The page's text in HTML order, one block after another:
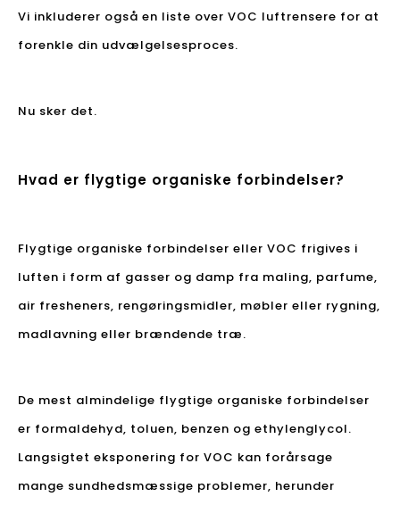
Vi inkluderer også en liste over VOC luftrensere for at
forenkle din udvælgelsesproces.
Nu sker det.
Hvad er flygtige organiske forbindelser?
Flygtige organiske forbindelser eller VOC frigives i
luften i form af gasser og damp fra maling, parfume,
air fresheners, rengøringsmidler, møbler eller rygning,
madlavning eller brændende træ.
De mest almindelige flygtige organiske forbindelser
er formaldehyd, toluen, benzen og ethylenglycol.
Langsigtet eksponering for VOC kan forårsage
mange sundhedsmæssige problemer, herunder